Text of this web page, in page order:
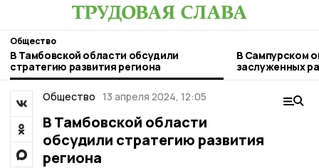
Общество
В Тамбовской области обсудили
стратегию развития региона
В Сампурском
заслуженных
Общество 13 апреля 2024, 12:05
В Тамбовской области
обсудили стратегию развития
региона